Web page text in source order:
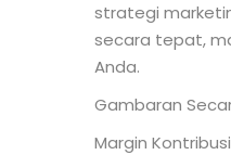
strategi
secara tepat,
Anda.
Gambaran
Margin